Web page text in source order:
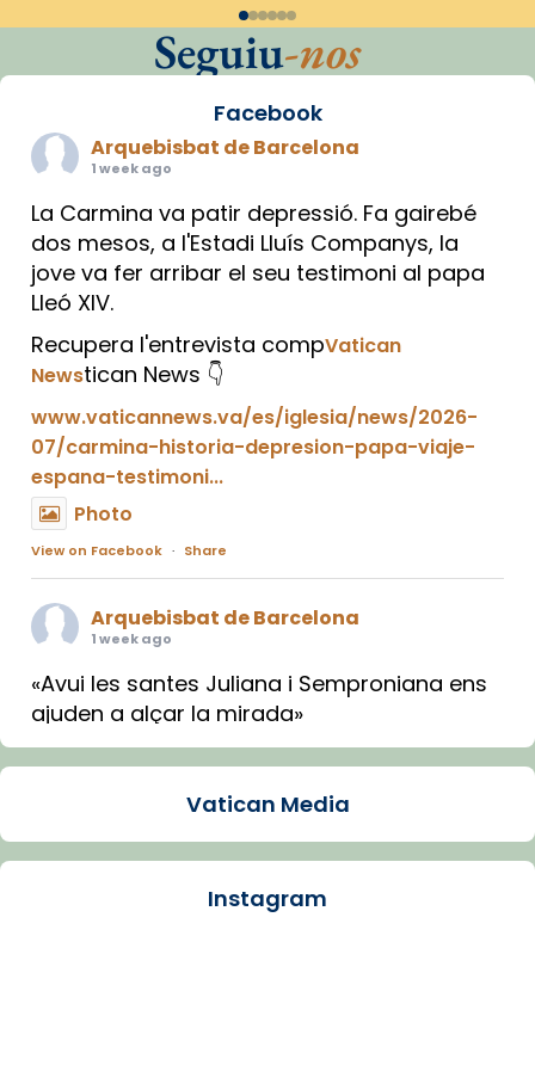
Seguiu-nos
Facebook
Arquebisbat de Barcelona
1 week ago
La Carmina va patir depressió. Fa gairebé
dos mesos, a l'Estadi Lluís Companys, la
jove va fer arribar el seu testimoni al papa
Lleó XIV.
Recupera l'entrevista compVatican
Newstican News 👇
www.vaticannews.va/es/iglesia/news/2026-
07/carmina-historia-depresion-papa-viaje-
espana-testimoni...
Photo
View on Facebook · Share
Arquebisbat de Barcelona
1 week ago
«Avui les santes Juliana i Semproniana ens
ajuden a alçar la mirada»
Mons. Sergi Gordo, bisbe de Tortosa, ha
Santes de Mataró.
🔗tinyurl.com/cvu5jmbk
Vatican Media
Instagram